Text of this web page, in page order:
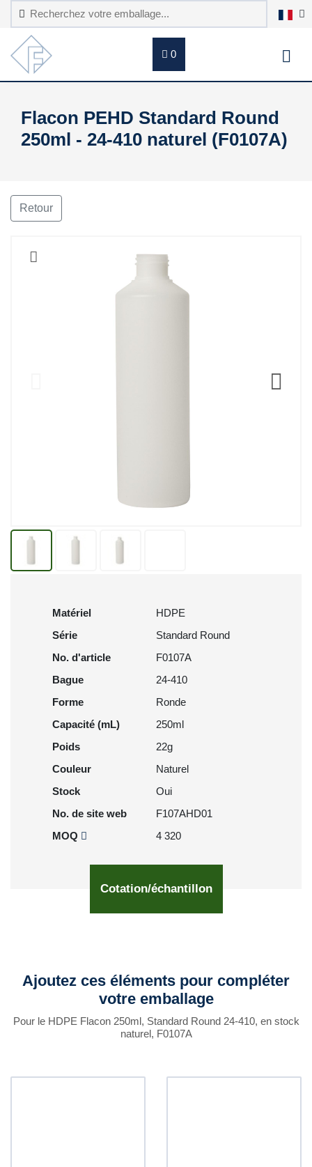
0
Flacon PEHD Standard Round
250ml - 24-410 naturel (F0107A)
Retour
Matériel
HDPE
Série
Standard Round
No. d'article
F0107A
Bague
24-410
Forme
Ronde
Capacité (mL)
250ml
Poids
22g
Couleur
Naturel
Stock
Oui
No. de site web
F107AHD01
MOQ
4 320
Cotation/échantillon
Ajoutez ces éléments pour compléter
votre emballage
Pour le HDPE Flacon 250ml, Standard Round 24-410, en stock
naturel, F0107A